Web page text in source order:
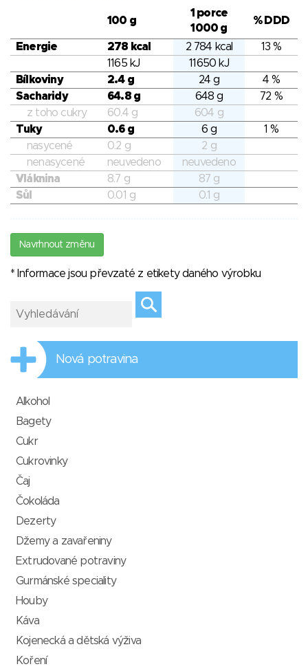
100 g
1 porce
1000 g
% DDD
Energie 278 kcal 2 784 kcal
13 %
1165 kJ
11650 kJ
Bílkoviny
2.4 g 24 g
4 %
Sacharidy
64.8 g 648 g
72 %
z toho cukry
60.4 g
604 g
Tuky
0.6 g 6 g
1 %
nasycené
0.2 g
2 g
nenasycené
neuvedeno
neuvedeno
Vláknina
8.7 g
87 g
Sůl
0.01 g 0.1 g
Navrhnout změnu
* Informace jsou převzaté z etikety daného výrobku
Nová potravina
Alkohol
Bagety
Cukr
Cukrovinky
Čaj
Čokoláda
Dezerty
Džemy a zavařeniny
Extrudované potraviny
Gurmánské speciality
Houby
Káva
Kojenecká a dětská výživa
Koření